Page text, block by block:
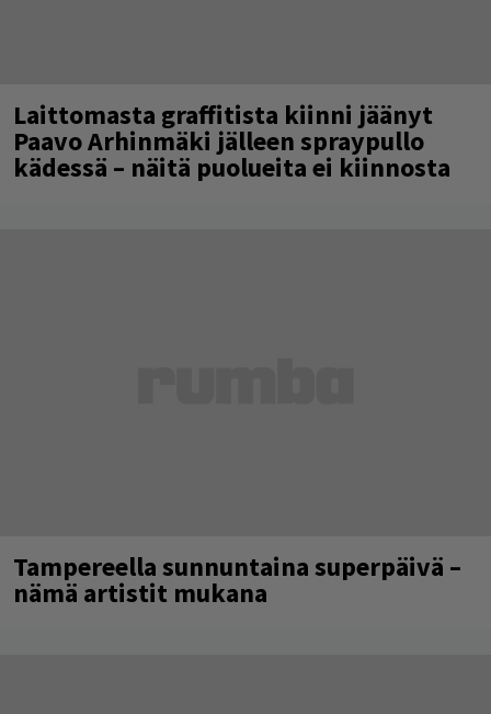
Laittomasta graffitista kiinni jäänyt
Paavo Arhinmäki jälleen spraypullo
kädessä – näitä puolueita ei kiinnosta
Tampereella sunnuntaina superpäivä –
nämä artistit mukana